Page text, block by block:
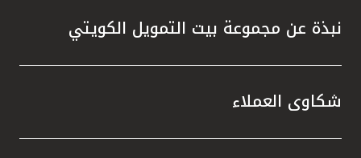
نبذة عن مجموعة بيت التمويل الكويتي
شكاوى العملاء